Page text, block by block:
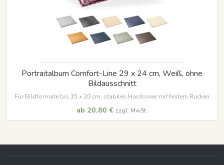
Portraitalbum Comfort-Line 29 x 24 cm, Weiß, ohne
Bildausschnitt
Für Bildformate bis 15 x 20 cm, stabiles Hardcover mit festem Rücken
ab 20,80 € zzgl. MwSt.